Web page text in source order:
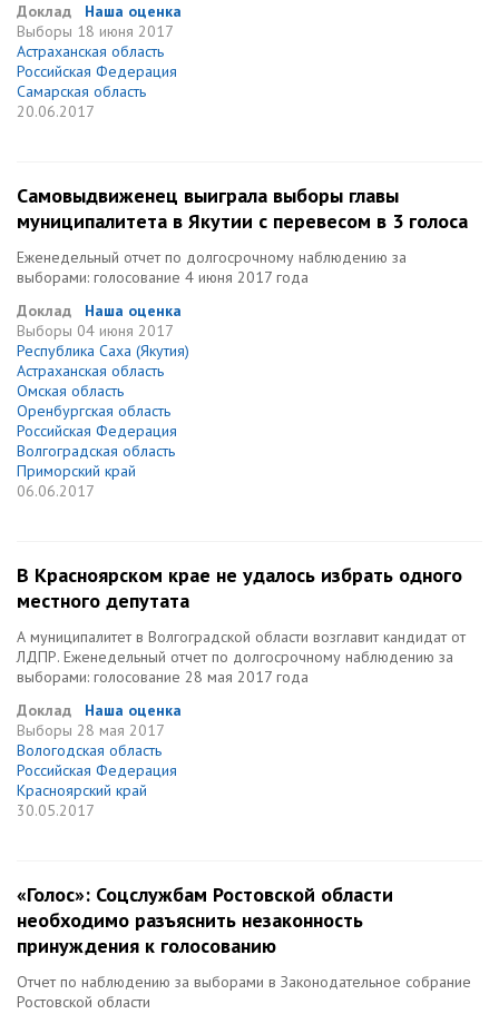
Доклад
Наша оценка
Выборы 18 июня 2017
Астраханская область
Российская Федерация
Самарская область
20.06.2017
Самовыдвиженец выиграла выборы главы
муниципалитета в Якутии с перевесом в 3 голоса
Еженедельный отчет по долгосрочному наблюдению за
выборами: голосование 4 июня 2017 года
Доклад
Наша оценка
Выборы 04 июня 2017
Республика Саха (Якутия)
Астраханская область
Омская область
Оренбургская область
Российская Федерация
Волгоградская область
Приморский край
06.06.2017
В Красноярском крае не удалось избрать одного
местного депутата
А муниципалитет в Волгоградской области возглавит кандидат от
ЛДПР. Еженедельный отчет по долгосрочному наблюдению за
выборами: голосование 28 мая 2017 года
Доклад
Наша оценка
Выборы 28 мая 2017
Вологодская область
Российская Федерация
Красноярский край
30.05.2017
«Голос»: Соцслужбам Ростовской области
необходимо разъяснить незаконность
принуждения к голосованию
Отчет по наблюдению за выборами в Законодательное собрание
Ростовской области